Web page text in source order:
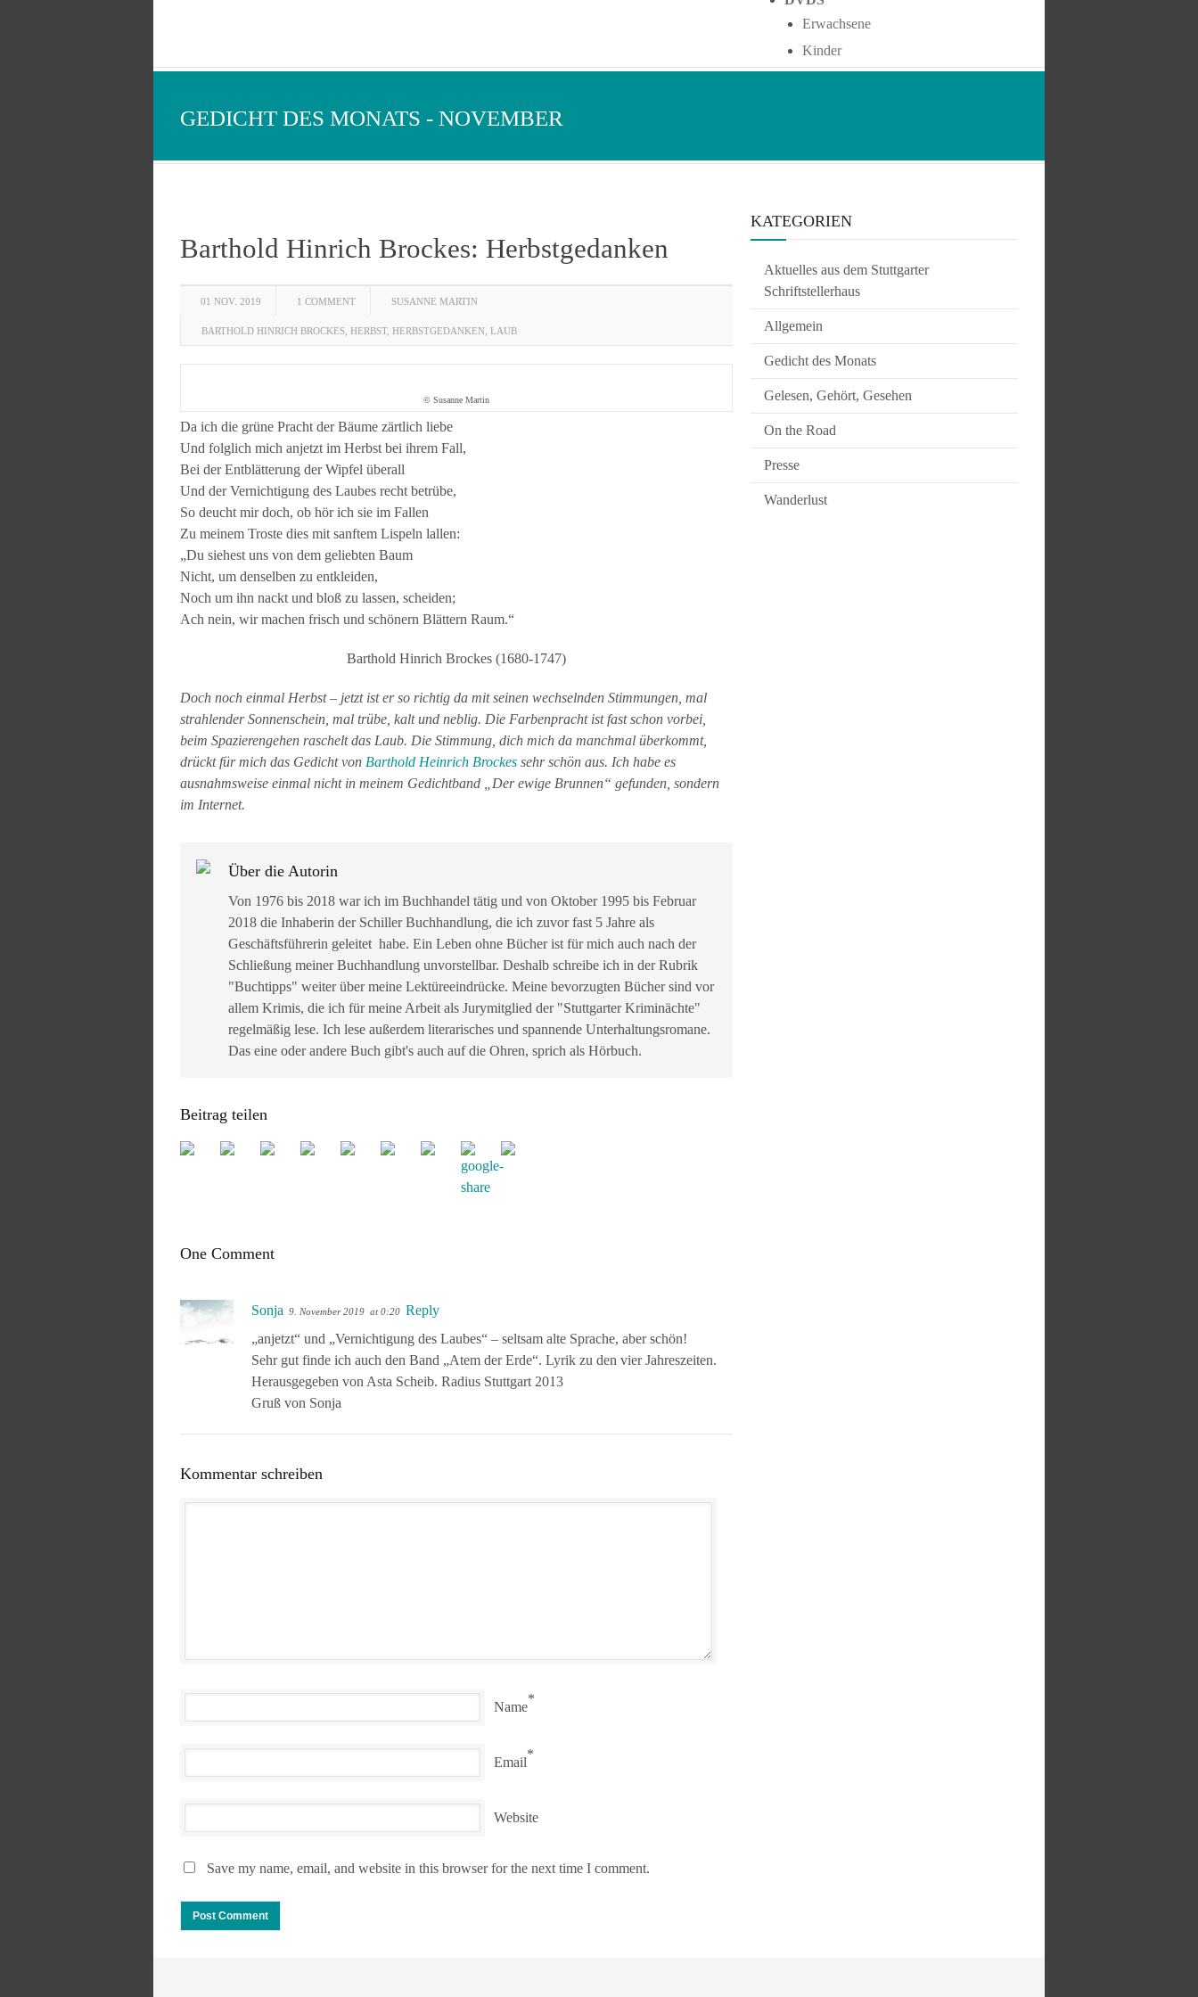
Erwachsene
Kinder
GEDICHT DES MONATS - NOVEMBER
Barthold Hinrich Brockes: Herbstgedanken
01 NOV. 2019 1 COMMENT SUSANNE MARTIN
BARTHOLD HINRICH BROCKES HERBST, HERBSTGEDANKEN LAUB
© Susanne Martin
Da ich die grüne Pracht der Bäume zärtlich liebe
Und folglich mich anjetzt im Herbst bei ihrem Fall,
Bei der Entblätterung der Wipfel überall
Und der Vernichtigung des Laubes recht betrübe,
So deucht mir doch, ob hör ich sie im Fallen
Zu meinem Troste dies mit sanftem Lispeln lallen:
„Du siehest uns von dem geliebten Baum
Nicht, um denselben zu entkleiden,
Noch um ihn nackt und bloß zu lassen, scheiden;
Ach nein, wir machen frisch und schönern Blättern Raum.“
Barthold Hinrich Brockes (1680-1747)
Doch noch einmal Herbst – jetzt ist er so richtig da mit seinen wechselnden Stimmungen, mal
strahlender Sonnenschein, mal trübe, kalt und neblig. Die Farbenpracht ist fast schon vorbei,
beim Spazierengehen raschelt das Laub. Die Stimmung, dich mich da manchmal überkommt,
drückt für mich das Gedicht von Barthold Heinrich Brockes sehr schön aus. Ich habe es
ausnahmsweise einmal nicht in meinem Gedichtband „Der ewige Brunnen“ gefunden, sondern
im Internet.
Über die Autorin
Von 1976 bis 2018 war ich im Buchhandel tätig und von Oktober 1995 bis Februar
2018 die Inhaberin der Schiller Buchhandlung, die ich zuvor fast 5 Jahre als
Geschäftsführerin geleitet habe. Ein Leben ohne Bücher ist für mich auch nach der
Schließung meiner Buchhandlung unvorstellbar. Deshalb schreibe ich in der Rubrik
"Buchtipps" weiter über meine Lektüreeindrücke. Meine bevorzugten Bücher sind vor
allem Krimis, die ich für meine Arbeit als Jurymitglied der "Stuttgarter Kriminächte"
regelmäßig lese. Ich lese außerdem literarisches und spannende Unterhaltungsromane.
Das eine oder andere Buch gibt's auch auf die Ohren, sprich als Hörbuch.
Beitrag teilen
One Comment
Sonja 9. November 2019 at 0:20 Reply
„anjetzt“ und „Vernichtigung des Laubes“ – seltsam alte Sprache, aber schön!
Sehr gut finde ich auch den Band „Atem der Erde“. Lyrik zu den vier Jahreszeiten.
Herausgegeben von Asta Scheib. Radius Stuttgart 2013
Gruß von Sonja
Kommentar schreiben
Name
*
Email
*
Website
Save my name, email, and website in this browser for the next time I comment.
KATEGORIEN
Aktuelles aus dem Stuttgarter
Schriftstellerhaus
Allgemein
Gedicht des Monats
Gelesen, Gehört, Gesehen
On the Road
Presse
Wanderlust